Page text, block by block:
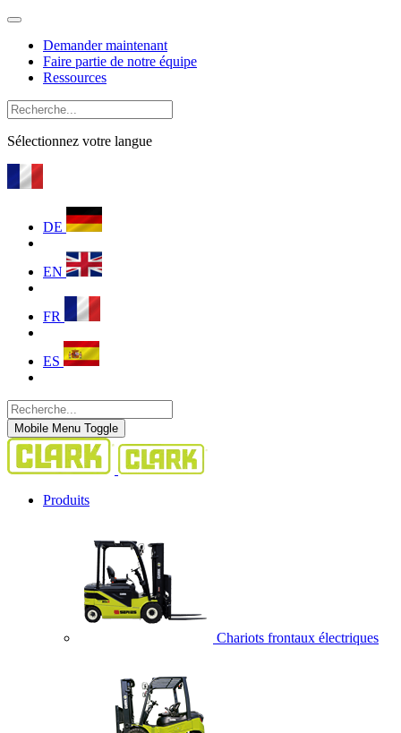
Demander maintenant
Faire partie de notre équipe
Ressources
Sélectionnez votre langue
DE
EN
FR
ES
Mobile Menu Toggle
Produits
Chariots frontaux électriques